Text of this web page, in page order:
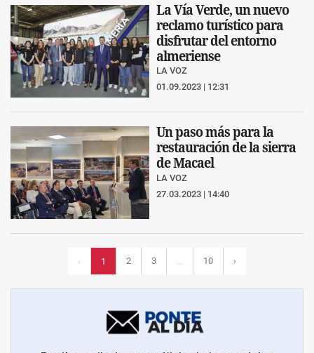
La Vía Verde, un nuevo
reclamo turístico para
disfrutar del entorno
almeriense
LA VOZ
01.09.2023 | 12:31
Un paso más para la
restauración de la sierra
de Macael
LA VOZ
27.03.2023 | 14:40
‹ 1 2 3 10 ›